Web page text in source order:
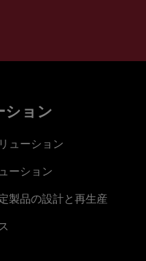
ション
ューション
ーション
製品の設計と再生産